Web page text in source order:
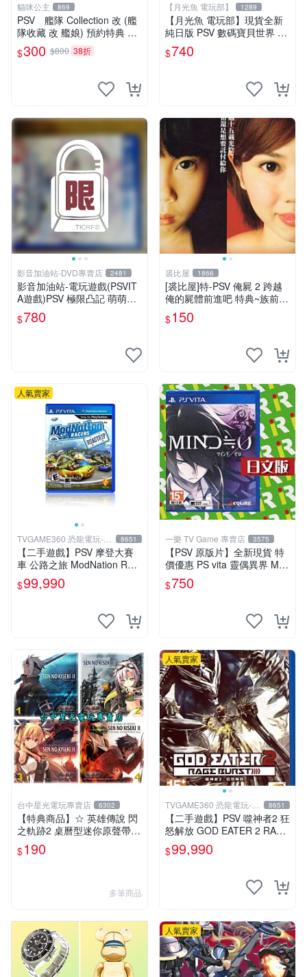
貓咪公主 869
PSV 艦隊 Collection 改 (艦
隊收藏 改 艦娘) 預約特典 特
製資料夾 (不含PSV遊戲片)
全新品
$300 $800 38折
【月光魚 電玩部】 1289
【月光魚 電玩部】現貨全新
純日版 PSV 數碼寶貝世界 ne
xt 0rder 日版日文
$740
影音加油站-DVD專賣店 2481
影音加油站-電玩遊戲(PSVIT
A遊戲)PSV 極限凸記 萌萌編
年史 /日文亞版
$780
裘比屋 1866
[裘比屋]特-PSV 俺屍 2 跨越
俺的屍體前進吧 特典~族前傳
漫畫特輯(約82頁) 616
$150
人氣賣家
TVGAME360 恐龍電玩-台
中店
8651
【二手遊戲】PSV 摩登大賽
車 公路之旅 ModNation Rac
ers 中文版 【台中恐龍電玩】
$99,990
一樂 TV Game 專賣店 3575
【PSV 原版片】全新現貨 特
價優惠 PS vita 靈偶異界 MIN
D≒0 亞日版 日文版【台中一
樂電玩】
$750
台中星光電玩專賣店 6302
【特典商品】☆ 英雄傳說 閃
之軌跡2 桌曆型迷你原聲帶 C
D ☆全新品【現貨供應 可挑
款】台中星光電玩
$190
多筆商品
人氣賣家
TVGAME360 恐龍電玩-台
中店
8651
【二手遊戲】PSV 噬神者2 狂
怒解放 GOD EATER 2 RAGE
BURST 中文版【台中恐龍電
玩】
$99,990
人氣賣家